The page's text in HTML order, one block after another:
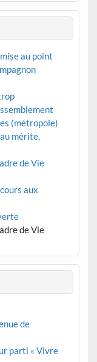
au point
(métropole)
mérite,
de Vie
aux
de Vie
de
parti « Vivre